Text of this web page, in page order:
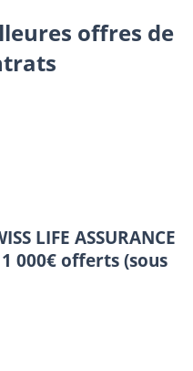
offres de
LIFE ASSURANCE
000€ offerts (sous